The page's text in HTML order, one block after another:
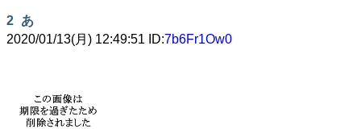
2 あ
2020/01/13(月) 12:49:51 ID:7b6Fr1Ow0